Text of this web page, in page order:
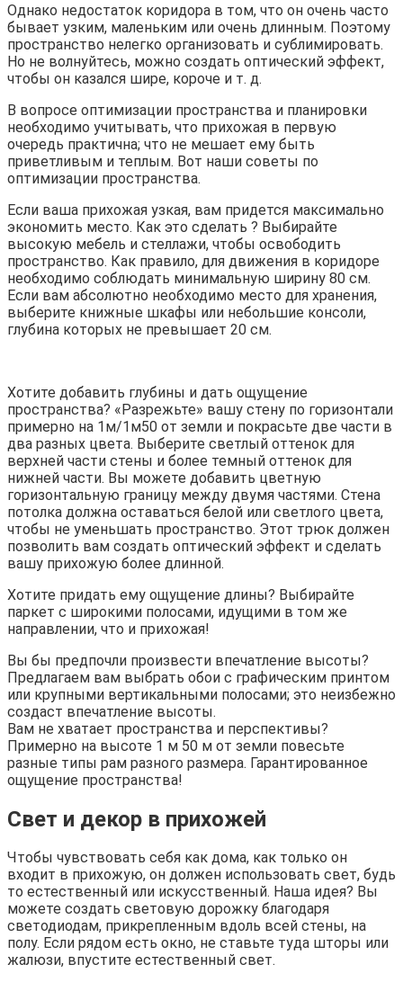
Однако недостаток коридора в том, что он очень часто
бывает узким, маленьким или очень длинным. Поэтому
пространство нелегко организовать и сублимировать.
Но не волнуйтесь, можно создать оптический эффект,
чтобы он казался шире, короче и т. д.
В вопросе оптимизации пространства и планировки
необходимо учитывать, что прихожая в первую
очередь практична; что не мешает ему быть
приветливым и теплым. Вот наши советы по
оптимизации пространства.
Если ваша прихожая узкая, вам придется максимально
экономить место. Как это сделать ? Выбирайте
высокую мебель и стеллажи, чтобы освободить
пространство. Как правило, для движения в коридоре
необходимо соблюдать минимальную ширину 80 см.
Если вам абсолютно необходимо место для хранения,
выберите книжные шкафы или небольшие консоли,
глубина которых не превышает 20 см.
Хотите добавить глубины и дать ощущение
пространства? «Разрежьте» вашу стену по горизонтали
примерно на 1м/1м50 от земли и покрасьте две части в
два разных цвета. Выберите светлый оттенок для
верхней части стены и более темный оттенок для
нижней части. Вы можете добавить цветную
горизонтальную границу между двумя частями. Стена
потолка должна оставаться белой или светлого цвета,
чтобы не уменьшать пространство. Этот трюк должен
позволить вам создать оптический эффект и сделать
вашу прихожую более длинной.
Хотите придать ему ощущение длины? Выбирайте
паркет с широкими полосами, идущими в том же
направлении, что и прихожая!
Вы бы предпочли произвести впечатление высоты?
Предлагаем вам выбрать обои с графическим принтом
или крупными вертикальными полосами; это неизбежно
создаст впечатление высоты.
Вам не хватает пространства и перспективы?
Примерно на высоте 1 м 50 м от земли повесьте
разные типы рам разного размера. Гарантированное
ощущение пространства!
Свет и декор в прихожей
Чтобы чувствовать себя как дома, как только он
входит в прихожую, он должен использовать свет, будь
то естественный или искусственный. Наша идея? Вы
можете создать световую дорожку благодаря
светодиодам, прикрепленным вдоль всей стены, на
полу. Если рядом есть окно, не ставьте туда шторы или
жалюзи, впустите естественный свет.